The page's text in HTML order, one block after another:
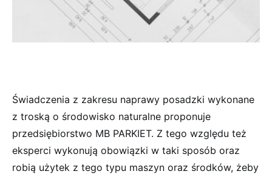
Świadczenia z zakresu naprawy posadzki wykonane
z troską o środowisko naturalne proponuje
przedsiębiorstwo MB PARKIET. Z tego względu też
eksperci wykonują obowiązki w taki sposób oraz
robią użytek z tego typu maszyn oraz środków, żeby